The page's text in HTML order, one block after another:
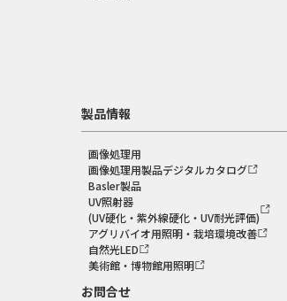
製品情報
画像処理用
画像処理用製品デジタルカタログ
Basler製品
UV照射器
(UV硬化・紫外線硬化・UV耐光評価)
アグリバイオ用照明・栽培環境改善
自然光LED
美術館・博物館用照明
お問合せ